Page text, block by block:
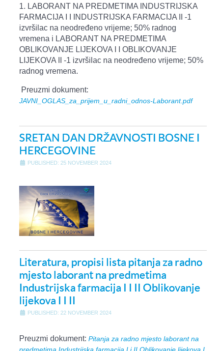
1. LABORANT NA PREDMETIMA INDUSTRIJSKA
FARMACIJA I I INDUSTRIJSKA FARMACIJA II -1
izvršilac na neodređeno vrijeme; 50% radnog
vremena i LABORANT NA PREDMETIMA
OBLIKOVANJE LIJEKOVA I I OBLIKOVANJE
LIJEKOVA II -1 izvršilac na neodređeno vrijeme; 50%
radnog vremena.
Preuzmi dokument:
JAVNI_OGLAS_za_prijem_u_radni_odnos-Laborant.pdf
SRETAN DAN DRŽAVNOSTI BOSNE I
HERCEGOVINE
PUBLISHED: 25 NOVEMBER 2024
Literatura, propisi lista pitanja za radno
mjesto laborant na predmetima
Industrijska farmacija I I II Oblikovanje
lijekova I I II
PUBLISHED: 22 NOVEMBER 2024
Preuzmi dokument: Pitanja za radno mjesto laborant na